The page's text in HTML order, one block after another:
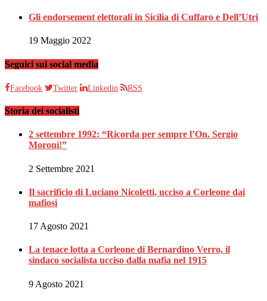
Gli endorsement elettorali in Sicilia di Cuffaro e Dell’Utri
19 Maggio 2022
Seguici sui social media
Facebook Twitter Linkedin RSS
Storia dei socialisti
2 settembre 1992: “Ricorda per sempre l’On. Sergio
Moroni!”
2 Settembre 2021
Il sacrificio di Luciano Nicoletti, ucciso a Corleone dai
mafiosi
17 Agosto 2021
La tenace lotta a Corleone di Bernardino Verro, il
sindaco socialista ucciso dalla mafia nel 1915
9 Agosto 2021